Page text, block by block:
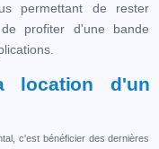
permettant de rester
profiter d'une bande
location d'un
c'est bénéficier des dernières